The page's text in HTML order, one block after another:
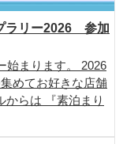
ラリー2026 参加
始まります。 2026
めてお好きな店舗
からは 『素泊まり